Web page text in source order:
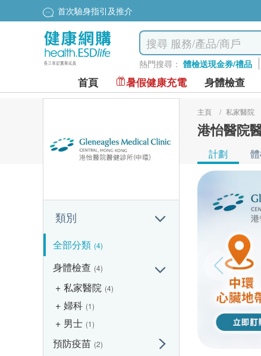
首次驗身指引及推介
熱門搜尋： 體檢送現金券/禮品
首頁 暑假健康充電 身體檢查
類別
全部分類 (4)
身體檢查 (4)
私家醫院 (4)
婦科 (1)
男士 (1)
預防疫苗 (2)
主頁 / 私家醫院
港怡醫院
計劃